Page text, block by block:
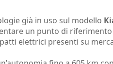
già in uso sul modello
un punto di riferimento
elettrici presenti su